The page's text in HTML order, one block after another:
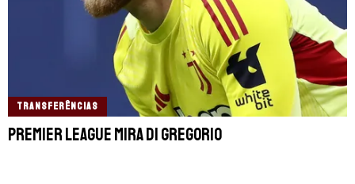
TRANSFERÊNCIAS
Premier League mira Di Gregorio